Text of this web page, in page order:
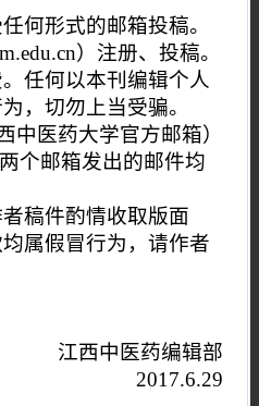
何形式的邮箱投稿。
） 注册、投稿。
任何以本刊编辑个人
，切勿上当受骗。
中医药大学官方邮箱）
个邮箱发出的邮件均
稿件酌情收取版面
属假冒行为，请作者
江西中医药编辑部
2017.6.29